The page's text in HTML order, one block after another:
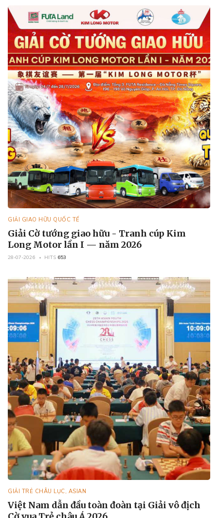
GIẢI GIAO HỮU QUỐC TẾ
Giải Cờ tướng giao hữu - Tranh cúp Kim
Long Motor lần I — năm 2026
28-07-2026 HITS 653
GIẢI TRẺ CHÂU LỤC, ASIAN
Việt Nam dẫn đầu toàn đoàn tại Giải vô địch